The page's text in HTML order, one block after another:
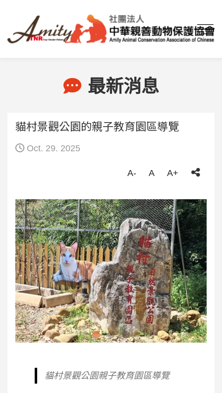
最新消息
貓村景觀公園的親子教育園區導覽
Oct. 29. 2025
A- A A+
貓村景觀公園親子教育園區導覽